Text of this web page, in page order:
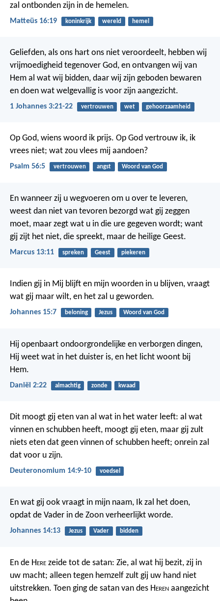
zal ontbonden zijn in de hemelen.
Matteüs 16:19 koninkrijk wereld hemel
Geliefden, als ons hart ons niet veroordeelt, hebben wij
vrijmoedigheid tegenover God, en ontvangen wij van
Hem al wat wij bidden, daar wij zijn geboden bewaren
en doen wat welgevallig is voor zijn aangezicht.
1 Johannes 3:21-22 vertrouwen wet gehoorzaamheid
Op God, wiens woord ik prijs. Op God vertrouw ik, ik
vrees niet; wat zou vlees mij aandoen?
Psalm 56:5 vertrouwen angst Woord van God
En wanneer zij u wegvoeren om u over te leveren,
weest dan niet van tevoren bezorgd wat gij zeggen
moet, maar zegt wat u in die ure gegeven wordt; want
gij zijt het niet, die spreekt, maar de heilige Geest.
Marcus 13:11 spreken Geest piekeren
Indien gij in Mij blijft en mijn woorden in u blijven, vraagt
wat gij maar wilt, en het zal u geworden.
Johannes 15:7 beloning Jezus Woord van God
Hij openbaart ondoorgrondelijke en verborgen dingen,
Hij weet wat in het duister is, en het licht woont bij
Hem.
Daniël 2:22 almachtig zonde kwaad
Dit moogt gij eten van al wat in het water leeft: al wat
vinnen en schubben heeft, moogt gij eten, maar gij zult
niets eten dat geen vinnen of schubben heeft; onrein zal
dat voor u zijn.
Deuteronomium 14:9-10 voedsel
En wat gij ook vraagt in mijn naam, Ik zal het doen,
opdat de Vader in de Zoon verheerlijkt worde.
Johannes 14:13 Jezus Vader bidden
En de Here zeide tot de satan: Zie, al wat hij bezit, zij in
uw macht; alleen tegen hemzelf zult gij uw hand niet
uitstrekken. Toen ging de satan van des Heren aangezicht